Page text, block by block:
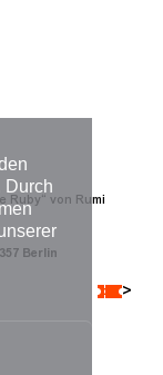
Durch
Ruby“ von Rumi
Berlin
>